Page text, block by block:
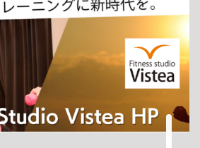
ホーム
パーソナルトレーニング
ダイエット